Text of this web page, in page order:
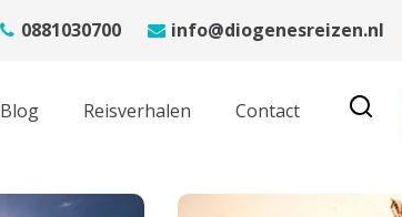
0881030700 info@diogenesreizen.nl
Blog Reisverhalen Contact